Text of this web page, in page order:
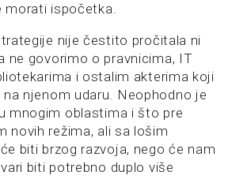
morati ispočetka.
nije čestito pročitala ni
ne govorimo o pravnicima, IT
i ostalim akterima koji
njenom udaru. Neophodno je
mnogim oblastima i što pre
novih režima, ali sa lošim
biti brzog razvoja, nego će nam
biti potrebno duplo više